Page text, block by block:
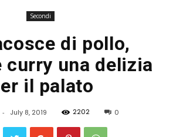
Secondi
di pollo,
curry una delizia
il palato
- July 8, 2019 2202 0